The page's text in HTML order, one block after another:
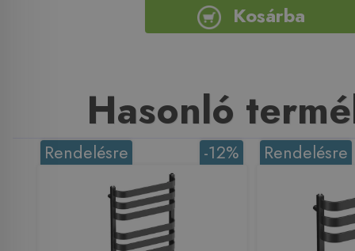
Kosárba
Hasonló
-12%
Rendelésre Rendelésre